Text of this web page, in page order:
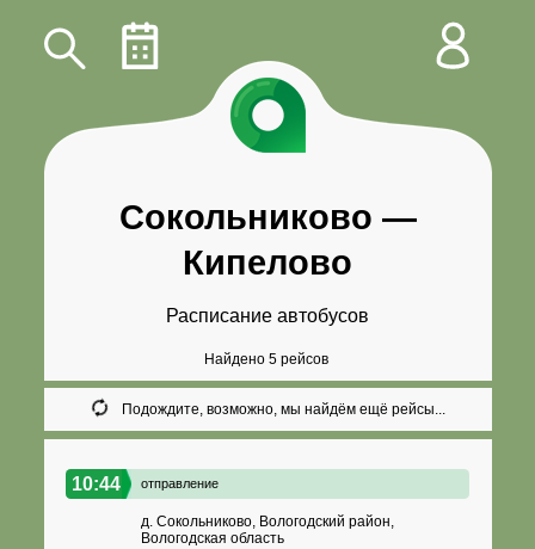
Сокольниково —
Кипелово
Расписание автобусов
Найдено 5 рейсов
Подождите, возможно, мы найдём ещё рейсы...
10:44 отправление
д. Сокольниково, Вологодский район,
Вологодская область